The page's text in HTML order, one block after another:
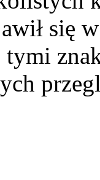
się